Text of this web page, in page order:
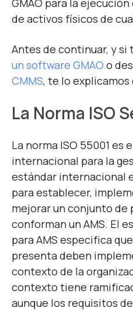
GMAO para la
de activos físicos de
Antes de continuar, y si
un software GMAO o
CMMS, te lo
La Norma ISO
La norma ISO 55001 es
internacional para la
estándar internacional
para establecer,
mejorar un conjunto de
conforman un AMS. El
para AMS especifica
presenta deben
contexto de la
contexto tiene
aunque los requisitos